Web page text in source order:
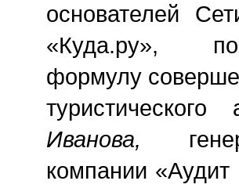
основателей
«Куда.ру»,
формулу
Иванова,
компании